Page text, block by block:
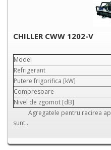
CHILLER CWW 1202-V
Model
Refrigerant
Putere frigorifica [kW]
Compresoare
Nivel de zgomot [dB]
Agregatele pentru racirea
sunt..